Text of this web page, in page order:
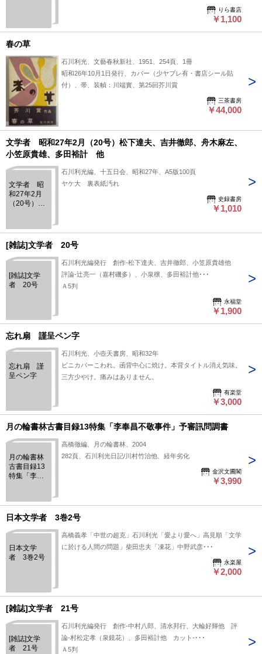
りら書店
￥1,100
春の草
石川利光、文藝春秋新社、1951、254頁、1冊
昭和26年10月1日発行、カバー（少ヤブレ有・書店シール貼
付）、帯、装幀：川端實、第25回芥川賞
三茶書房
￥44,000
文学者 昭和27年2月（20号）松下達夫、吉井徹郎、舟木麻左、
小笠原貴雄、多田裕計 他
文学者 昭
和27年2月
（20号）松
木麻左、小
笠原貴雄、
多田裕計
他
石川利光編、十五日会、昭和27年、A5版100頁
ヤケ大 裏表紙汚れ
史録書房
￥1,010
[雑誌]文学者 20号
[雑誌]文学
者 20号
石川利光編発行 創作-松下達夫、吉井徹郎、小笠原貴雄他
評論-辻亮一（嘉村磯多）、小泉穣、多田裕計他･･･
Ａ5判
永福堂
￥1,900
忘れ扇 謹呈ペン字
忘れ扇 謹
呈ペン字
石川利光、小壺天書房、昭和32年
ビニカバーこわれ。函背中心に焼け。本背タイトル消え気味。
三方少やけ。痛みはありません。
有楽堂
￥3,000
月の輪書林古書目録13特集「李奉昌不敬事件」予審訊問調書
月の輪書林
古書目録13
特集「李奉
問調書
高橋徹編、月の輪書林、2004
282頁、石川利光日記/川村竹治他、経年劣化
金沢文圃閣
￥3,990
日本文学者 3巻2号
日本文学
者 3巻2号
高橋義孝「中世の超克」石川利光「愛より愛へ」高見順「文学
に於ける人間の問題」柴田忠夫「凍花」中野武彦･･･
永楽屋
￥2,000
[雑誌]文学者 21号
[雑誌]文学
者 21号
石川利光編発行 創作-中村八郎、清水邦行、大輪好輝他 評
論-村松定孝（泉鏡花）、多田裕計他 カット-･･･
Ａ5判